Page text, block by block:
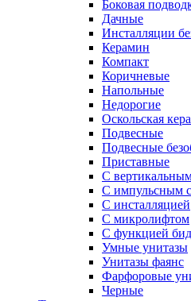
Боковая
Дачные
Инсталляции
Керамин
Компакт
Коричневые
Напольные
Недорогие
Оскольская
Подвесные
Подвесные
Приставные
С
С импульсным
С инсталляцией
С микролифтом
С функцией
Умные унитазы
Унитазы фаянс
Фарфоровые
Черные